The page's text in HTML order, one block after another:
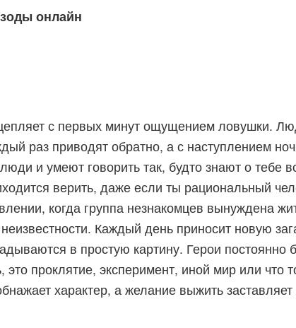
онлайн
с первых минут ощущением ловушки.
раз приводят обратно, а с наступлением
и умеют говорить так, будто знают о тебе
верить, даже если ты рациональный
когда группа незнакомцев вынуждена
Каждый день приносит новую
в простую картину. Герои
проклятие, эксперимент, иной мир или что
характер, а желание выжить